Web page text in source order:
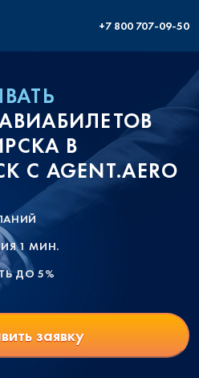
+7 800 707-09-50
В
AGENT.AERO
1 МИН.
ДО 5%
заявку